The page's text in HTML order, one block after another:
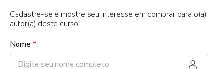
Cadastre-se e mostre seu interesse em comprar para o(a)
autor(a) deste curso!
Nome *